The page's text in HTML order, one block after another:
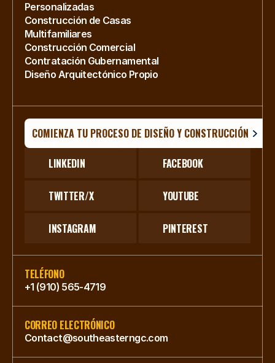
Personalizadas
Construcción de Casas
Multifamiliares
Construcción Comercial
Contratación Gubernamental
Diseño Arquitectónico Propio
COMIENZA TU PROCESO DE DISEÑO Y CONSTRUCCIÓN
LINKEDIN FACEBOOK
TWITTER/X YOUTUBE
INSTAGRAM PINTEREST
TELÉFONO
+1 (910) 565-4719
CORREO ELECTRÓNICO
Contact@southeasterngc.com